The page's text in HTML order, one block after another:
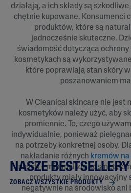
działają, a ich składy są
chętnie kupowane. Konsumenci
produktów, które są
jednocześnie skuteczne.
świadomość dotycząca
kosmetykach są
które poprawiają stan skóry
poszanowaniem
W Cleanical skincare nie jest
kosmetyków należy użyć, aby
promiennie. To, czego
indywidualnie, ponieważ
na potrzeby konkretnej osoby.
nakładanie różnych kremów na
innych – minimalizm
produkty miały innowacyjny
negatywnie na środowisko ani
NASZE BESTSELLERY
ZOBACZ WSZYSTKIE PRODUKTY